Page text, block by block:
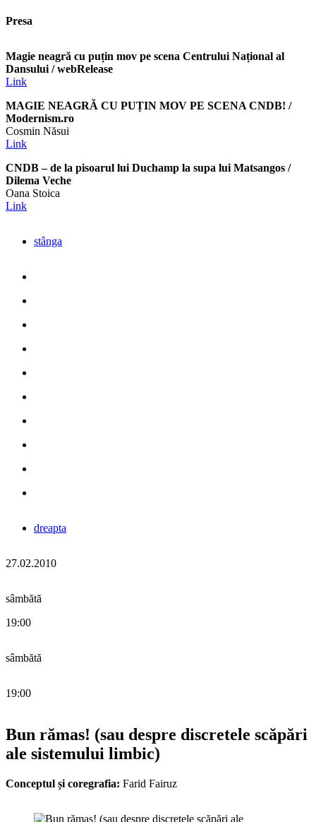
Presa
Magie neagră cu puțin mov pe scena Centrului Național al
Dansului / webRelease
Link
MAGIE NEAGRĂ CU PUȚIN MOV PE SCENA CNDB! /
Modernism.ro
Cosmin Năsui
Link
CNDB – de la pisoarul lui Duchamp la supa lui Matsangos /
Dilema Veche
Oana Stoica
Link
stânga
dreapta
27.02.2010
sâmbătă
19:00
sâmbătă
19:00
Bun rămas! (sau despre discretele scăpări
ale sistemului limbic)
Conceptul și coregrafia: Farid Fairuz